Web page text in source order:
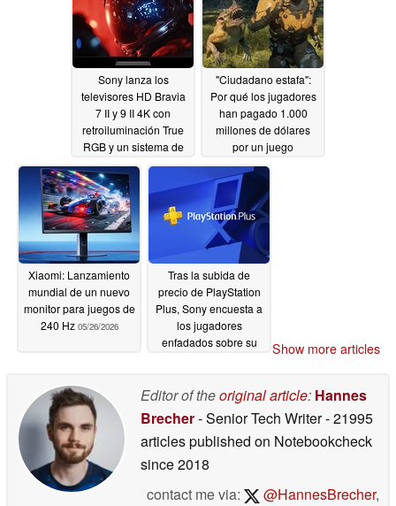
Sony lanza los
televisores HD Bravia
7 II y 9 II 4K con
retroiluminación True
RGB y un sistema de
altavoces inalámbricos
Bravia Theater Trio
Dolby Atmos de 405 W
para los entusiastas
del cine en casa
05/28/2026
"Ciudadano estafa":
Por qué los jugadores
han pagado 1.000
millones de dólares
por un juego
inacabado
Xiaomi: Lanzamiento
mundial de un nuevo
monitor para juegos de
240 Hz 05/26/2026
Tras la subida de
precio de PlayStation
Plus, Sony encuesta a
los jugadores
enfadados sobre su
Show more articles
Editor of theoriginal article: Hannes
Brecher- Senior Tech Writer- 21995
articles published on Notebookcheck
since 2018
contact me via:
@HannesBrecher,